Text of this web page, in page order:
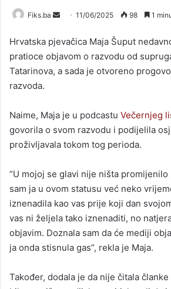
Fiks.ba
Send
email
11/06/2025 98 1
Hrvatska pjevačica Maja Šuput
pratioce objavom o razvodu od
Tatarinova, a sada je otvoreno
razvoda.
Naime, Maja je u podcastu Večernjeg
govorila o svom razvodu i podijelila
proživljavala tokom tog perioda.
“U mojoj se glavi nije ništa
sam ja u ovom statusu već neko
iznenadila kao vas prije koji dan
vas ni željela tako iznenaditi, no
objavim. Doznala sam da će mediji
ja onda stisnula gas”, rekla je Maja.
Također, dodala je da nije čitala